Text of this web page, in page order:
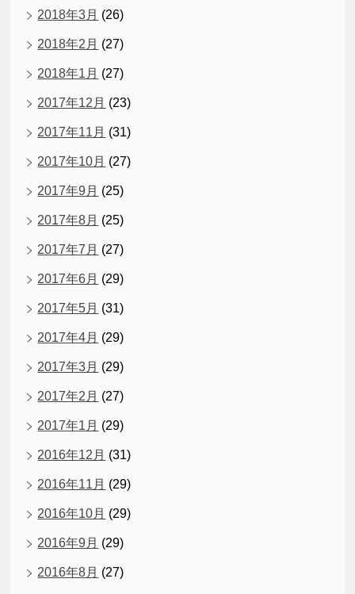
2018年3月 (26)
2018年2月 (27)
2018年1月 (27)
2017年12月 (23)
2017年11月 (31)
2017年10月 (27)
2017年9月 (25)
2017年8月 (25)
2017年7月 (27)
2017年6月 (29)
2017年5月 (31)
2017年4月 (29)
2017年3月 (29)
2017年2月 (27)
2017年1月 (29)
2016年12月 (31)
2016年11月 (29)
2016年10月 (29)
2016年9月 (29)
2016年8月 (27)